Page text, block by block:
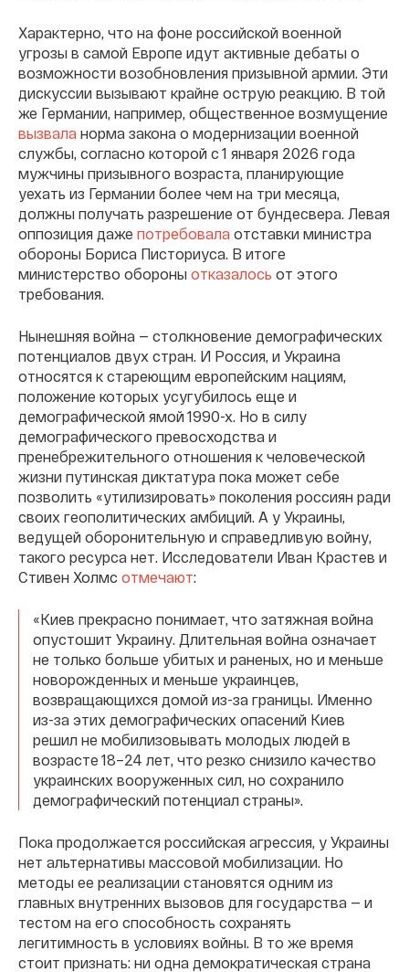
Характерно, что на фоне российской военной
угрозы в самой Европе идут активные дебаты о
возможности возобновления призывной армии. Эти
дискуссии вызывают крайне острую реакцию. В той
же Германии, например, общественное возмущение
вызвала норма закона о модернизации военной
службы, согласно которой с 1 января 2026 года
мужчины призывного возраста, планирующие
уехать из Германии более чем на три месяца,
должны получать разрешение от бундесвера. Левая
оппозиция даже потребовала отставки министра
обороны Бориса Писториуса. В итоге
министерство обороны отказалось от этого
требования.
Нынешняя война — столкновение демографических
потенциалов двух стран. И Россия, и Украина
относятся к стареющим европейским нациям,
положение которых усугубилось еще и
демографической ямой 1990-х. Но в силу
демографического превосходства и
пренебрежительного отношения к человеческой
жизни путинская диктатура пока может себе
позволить «утилизировать» поколения россиян ради
своих геополитических амбиций. А у Украины,
ведущей оборонительную и справедливую войну,
такого ресурса нет. Исследователи Иван Крастев и
Стивен Холмс отмечают:
«Киев прекрасно понимает, что затяжная война
опустошит Украину. Длительная война означает
не только больше убитых и раненых, но и меньше
новорожденных и меньше украинцев,
возвращающихся домой из-за границы. Именно
из-за этих демографических опасений Киев
решил не мобилизовывать молодых людей в
возрасте 18–24 лет, что резко снизило качество
украинских вооруженных сил, но сохранило
демографический потенциал страны».
Пока продолжается российская агрессия, у Украины
нет альтернативы массовой мобилизации. Но
методы ее реализации становятся одним из
главных внутренних вызовов для государства — и
тестом на его способность сохранять
легитимность в условиях войны. В то же время
стоит признать: ни одна демократическая страна